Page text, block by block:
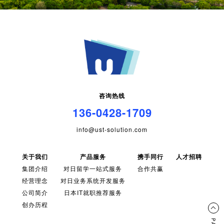
咨询热线
136-0428-1709
info@ust-solution.com
关于我们
集团介绍
经营理念
公司简介
创办历程
产品服务
对日留学一站式服务
对日业务系统开发服务
日本IT就职推荐服务
携手同行
合作共赢
人才招聘